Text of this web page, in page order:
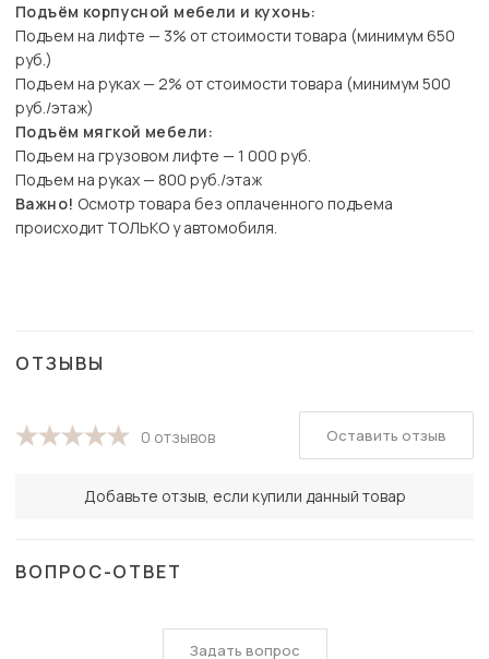
Подъём корпусной мебели и кухонь:
Подъем на лифте — 3% от стоимости товара (минимум 650
руб.)
Подъем на руках — 2% от стоимости товара (минимум 500
руб./этаж)
Подъём мягкой мебели:
Подъем на грузовом лифте — 1 000 руб.
Подъем на руках — 800 руб./этаж
Важно! Осмотр товара без оплаченного подъема
происходит ТОЛЬКО у автомобиля.
ОТЗЫВЫ
0 отзывов
Добавьте отзыв, если купили данный товар
Оставить отзыв
ВОПРОС-ОТВЕТ
Задать вопрос